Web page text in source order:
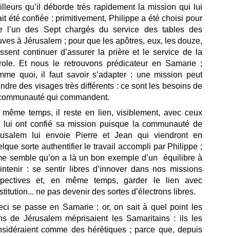
qu’il déborde très rapidement la mission qui lui
été confiée : primitivement, Philippe a été choisi pour
l’un des Sept chargés du service des tables des
à Jérusalem ; pour que les apôtres, eux, les douze,
continuer d’assurer la prière et le service de la
Et nous le retrouvons prédicateur en Samarie ;
quoi, il faut savoir s’adapter : une mission peut
des visages très différents : ce sont les besoins de
qui commandent.
même temps, il reste en lien, visiblement, avec ceux
lui ont confié sa mission puisque la communauté de
lui envoie Pierre et Jean qui viendront en
sorte authentifier le travail accompli par Philippe ;
semble qu’on a là un bon exemple d’un équilibre à
: se sentir libres d’innover dans nos missions
et, en même temps, garder le lien avec
ne pas devenir des sortes d’électrons libres.
se passe en Samarie ; or, on sait à quel point les
de Jérusalem méprisaient les Samaritains : ils les
comme des hérétiques ; parce que, depuis